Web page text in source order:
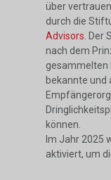
über
durch die
Advisors .
nach dem
gesammelten
bekannte und
können.
Im Jahr 2025
aktiviert, um